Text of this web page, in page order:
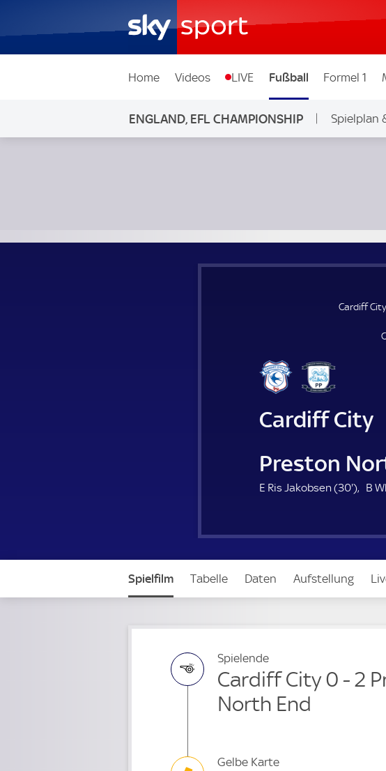
Home Videos LIVE Fußball Formel 1
ENGLAND, EFL CHAMPIONSHIP Spielplan
Cardiff
Cardiff City
Preston
E Ris Jakobsen (30'3
m
n
u
) B
Spielfilm Tabelle Daten Aufstellung
Spielende
Cardiff City 0 - 2
North End
Gelbe Karte